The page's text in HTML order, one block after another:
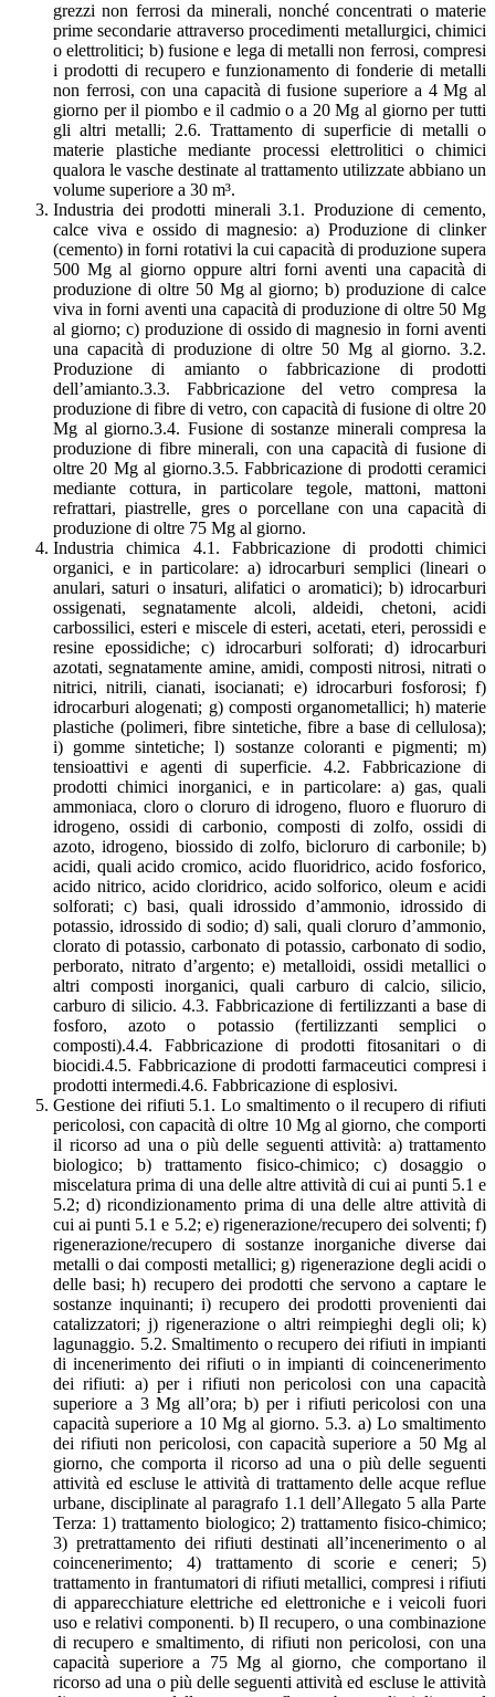
grezzi non ferrosi da minerali, nonché concentrati o materie
prime secondarie attraverso procedimenti metallurgici, chimici
o elettrolitici; b) fusione e lega di metalli non ferrosi, compresi
i prodotti di recupero e funzionamento di fonderie di metalli
non ferrosi, con una capacità di fusione superiore a 4 Mg al
giorno per il piombo e il cadmio o a 20 Mg al giorno per tutti
gli altri metalli; 2.6. Trattamento di superficie di metalli o
materie plastiche mediante processi elettrolitici o chimici
qualora le vasche destinate al trattamento utilizzate abbiano un
volume superiore a 30 m³.
Industria dei prodotti minerali 3.1. Produzione di cemento,
calce viva e ossido di magnesio: a) Produzione di clinker
(cemento) in forni rotativi la cui capacità di produzione supera
500 Mg al giorno oppure altri forni aventi una capacità di
produzione di oltre 50 Mg al giorno; b) produzione di calce
viva in forni aventi una capacità di produzione di oltre 50 Mg
al giorno; c) produzione di ossido di magnesio in forni aventi
una capacità di produzione di oltre 50 Mg al giorno. 3.2.
Produzione di amianto o fabbricazione di prodotti
dell’amianto.3.3. Fabbricazione del vetro compresa la
produzione di fibre di vetro, con capacità di fusione di oltre 20
Mg al giorno.3.4. Fusione di sostanze minerali compresa la
produzione di fibre minerali, con una capacità di fusione di
oltre 20 Mg al giorno.3.5. Fabbricazione di prodotti ceramici
mediante cottura, in particolare tegole, mattoni, mattoni
refrattari, piastrelle, gres o porcellane con una capacità di
produzione di oltre 75 Mg al giorno.
Industria chimica 4.1. Fabbricazione di prodotti chimici
organici, e in particolare: a) idrocarburi semplici (lineari o
anulari, saturi o insaturi, alifatici o aromatici); b) idrocarburi
ossigenati, segnatamente alcoli, aldeidi, chetoni, acidi
carbossilici, esteri e miscele di esteri, acetati, eteri, perossidi e
resine epossidiche; c) idrocarburi solforati; d) idrocarburi
azotati, segnatamente amine, amidi, composti nitrosi, nitrati o
nitrici, nitrili, cianati, isocianati; e) idrocarburi fosforosi; f)
idrocarburi alogenati; g) composti organometallici; h) materie
plastiche (polimeri, fibre sintetiche, fibre a base di cellulosa);
i) gomme sintetiche; l) sostanze coloranti e pigmenti; m)
tensioattivi e agenti di superficie. 4.2. Fabbricazione di
prodotti chimici inorganici, e in particolare: a) gas, quali
ammoniaca, cloro o cloruro di idrogeno, fluoro e fluoruro di
idrogeno, ossidi di carbonio, composti di zolfo, ossidi di
azoto, idrogeno, biossido di zolfo, bicloruro di carbonile; b)
acidi, quali acido cromico, acido fluoridrico, acido fosforico,
acido nitrico, acido cloridrico, acido solforico, oleum e acidi
solforati; c) basi, quali idrossido d’ammonio, idrossido di
potassio, idrossido di sodio; d) sali, quali cloruro d’ammonio,
clorato di potassio, carbonato di potassio, carbonato di sodio,
perborato, nitrato d’argento; e) metalloidi, ossidi metallici o
altri composti inorganici, quali carburo di calcio, silicio,
carburo di silicio. 4.3. Fabbricazione di fertilizzanti a base di
fosforo, azoto o potassio (fertilizzanti semplici o
composti).4.4. Fabbricazione di prodotti fitosanitari o di
biocidi.4.5. Fabbricazione di prodotti farmaceutici compresi i
prodotti intermedi.4.6. Fabbricazione di esplosivi.
Gestione dei rifiuti 5.1. Lo smaltimento o il recupero di rifiuti
pericolosi, con capacità di oltre 10 Mg al giorno, che comporti
il ricorso ad una o più delle seguenti attività: a) trattamento
biologico; b) trattamento fisico-chimico; c) dosaggio o
miscelatura prima di una delle altre attività di cui ai punti 5.1 e
5.2; d) ricondizionamento prima di una delle altre attività di
cui ai punti 5.1 e 5.2; e) rigenerazione/recupero dei solventi; f)
rigenerazione/recupero di sostanze inorganiche diverse dai
metalli o dai composti metallici; g) rigenerazione degli acidi o
delle basi; h) recupero dei prodotti che servono a captare le
sostanze inquinanti; i) recupero dei prodotti provenienti dai
catalizzatori; j) rigenerazione o altri reimpieghi degli oli; k)
lagunaggio. 5.2. Smaltimento o recupero dei rifiuti in impianti
di incenerimento dei rifiuti o in impianti di coincenerimento
dei rifiuti: a) per i rifiuti non pericolosi con una capacità
superiore a 3 Mg all’ora; b) per i rifiuti pericolosi con una
capacità superiore a 10 Mg al giorno. 5.3. a) Lo smaltimento
dei rifiuti non pericolosi, con capacità superiore a 50 Mg al
giorno, che comporta il ricorso ad una o più delle seguenti
attività ed escluse le attività di trattamento delle acque reflue
urbane, disciplinate al paragrafo 1.1 dell’Allegato 5 alla Parte
Terza: 1) trattamento biologico; 2) trattamento fisico-chimico;
3) pretrattamento dei rifiuti destinati all’incenerimento o al
coincenerimento; 4) trattamento di scorie e ceneri; 5)
trattamento in frantumatori di rifiuti metallici, compresi i rifiuti
di apparecchiature elettriche ed elettroniche e i veicoli fuori
uso e relativi componenti. b) Il recupero, o una combinazione
di recupero e smaltimento, di rifiuti non pericolosi, con una
capacità superiore a 75 Mg al giorno, che comportano il
ricorso ad una o più delle seguenti attività ed escluse le attività